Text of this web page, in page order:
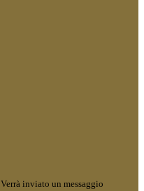
Verrà inviato un messaggio